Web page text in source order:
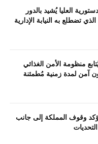
العليا يُشيد بالدور
تضطلع به النيابة الإدارية
منظومة الأمن الغذائي
آمن لمدة زمنية مُطمئنة
وقوف المملكة إلى جانب